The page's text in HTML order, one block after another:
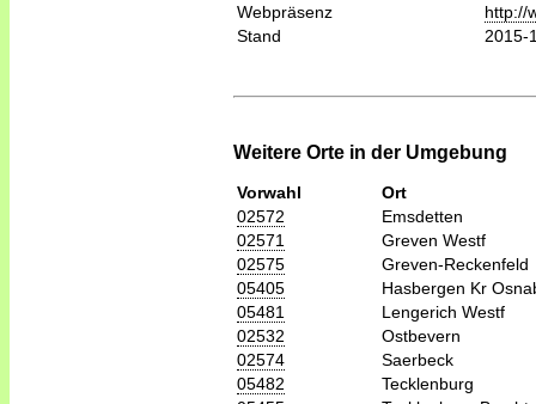
Webpräsenz
http://
Stand
2015-
Weitere Orte in der Umgebung
Vorwahl
Ort
02572
Emsdetten
02571
Greven Westf
02575
Greven-Reckenfeld
05405
Hasbergen Kr
05481
Lengerich Westf
02532
Ostbevern
02574
Saerbeck
05482
Tecklenburg